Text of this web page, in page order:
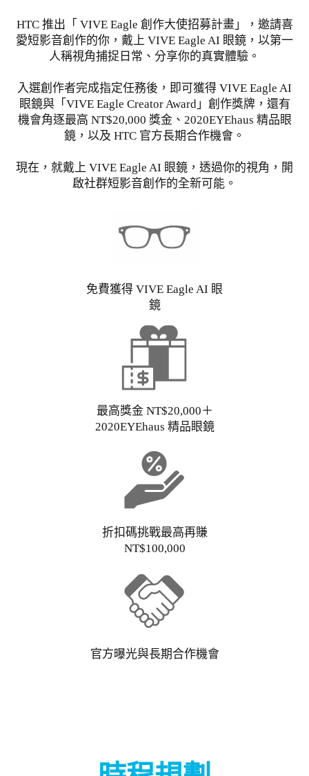
HTC 推出「 VIVE Eagle 創作大使招募計畫」，邀請喜
愛短影音創作的你，戴上 VIVE Eagle AI 眼鏡，以第一
人稱視角捕捉日常、分享你的真實體驗。
入選創作者完成指定任務後，即可獲得 VIVE Eagle AI
眼鏡與「VIVE Eagle Creator Award」創作獎牌，還有
機會角逐最高 NT$20,000 獎金、2020EYEhaus 精品眼
鏡，以及 HTC 官方長期合作機會。
現在，就戴上 VIVE Eagle AI 眼鏡，透過你的視角，開
啟社群短影音創作的全新可能。
免費獲得 VIVE Eagle AI 眼
鏡
最高獎金 NT$20,000＋
2020EYEhaus 精品眼鏡
折扣碼挑戰最高再賺
NT$100,000
官方曝光與長期合作機會